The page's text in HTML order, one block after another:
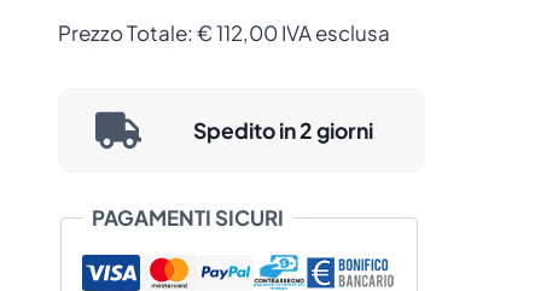
quantità
Prezzo Totale: €112,00IVA esclusa
Spedito in 2 giorni
PAGAMENTI SICURI